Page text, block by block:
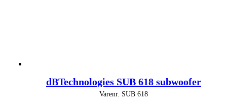
dBTechnologies SUB 618 subwoofer
Varenr. SUB 618